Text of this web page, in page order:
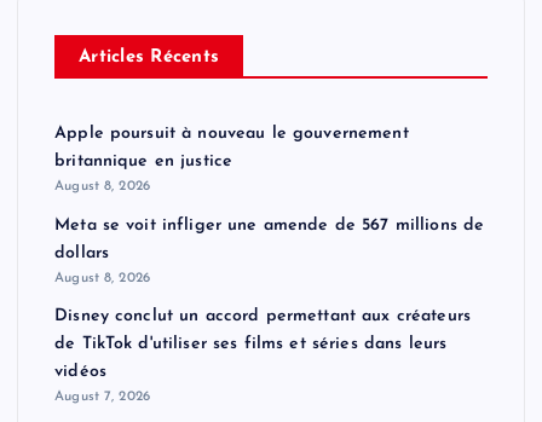
Articles Récents
Apple poursuit à nouveau le gouvernement
britannique en justice
August 8, 2026
Meta se voit infliger une amende de 567 millions de
dollars
August 8, 2026
Disney conclut un accord permettant aux créateurs
de TikTok d'utiliser ses films et séries dans leurs
vidéos
August 7, 2026